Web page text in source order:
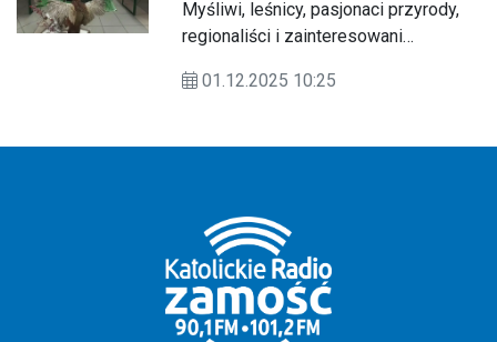
Myśliwi, leśnicy, pasjonaci przyrody,
regionaliści i zainteresowani
01.12.2025 10:25